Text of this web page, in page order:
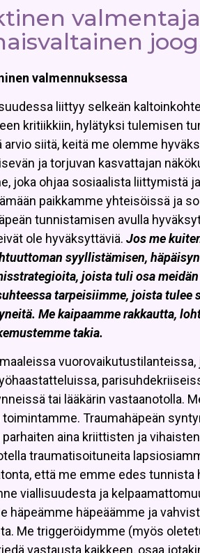
valmennuksessa
liittyy selkeän
kritiikkiin, hylätyksi tulemisen
siitä, keitä me olemme
ja torjuvan kasvattajan
joka ohjaa sosiaalista liittymistä
paikkamme yhteisöissä ja
tunnistamisen avulla
ole hyväksyttäviä. Jos me
syyllistämisen,
joista tuli osa
tarpeisiimme, joista tulee
Me kaipaamme rakkautta,
takia.
tai lääkärin vastaanotolla.
Traumahäpeän
aina kriittisten ja
traumatisoituneita
että me emme edes
viallisuudesta ja
häpeämme häpeäämme ja
Me triggeröidymme (myös